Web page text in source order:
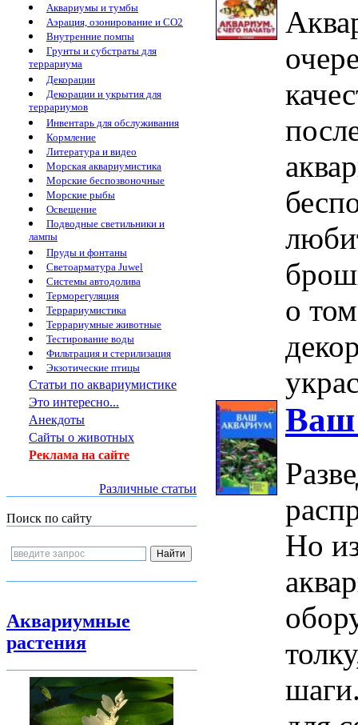
Аквариумы и тумбы
Аэрация, озонирование и CO2
Внутренние помпы
Грунты и субстраты для
террариума
Декорации
Декорации и укрытия для
террариумов
Инвентарь для обслуживания
Кормление
Литература и видео
Морская аквариумистика
Морские беспозвоночные
Морские рыбы
Освещение
Подводные светильники и
лампы
Пруды и фонтаны
Светоарматура Juwel
Системы автодолива
Терморегуляция
Террариумистика
Террариумные животные
Тестирование воды
Фильтрация и стерилизация
Экзотические птицы
Статьи по аквариумистике
Это интересно...
Анекдоты
Сайты о животных
Реклама на сайте
Различные статьи
Поиск по сайту
Аквариумные
растения
о
Ваш
Но